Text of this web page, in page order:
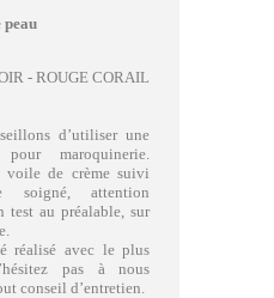
peau
- ROUGE CORAIL
d’utiliser une
maroquinerie.
voile de crème suivi
soigné, attention
test au préalable, sur
réalisé avec le plus
pas à nous
conseil d’entretien.